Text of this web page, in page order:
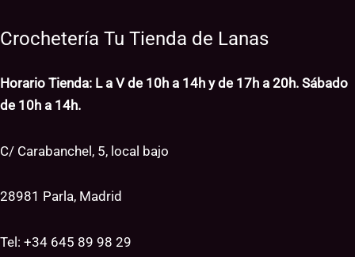
Crochetería Tu Tienda de Lanas
Horario Tienda: L a V de 10h a 14h y de 17h a 20h. Sábado
de 10h a 14h.
C/ Carabanchel, 5, local bajo
28981 Parla, Madrid
Tel: +34 645 89 98 29